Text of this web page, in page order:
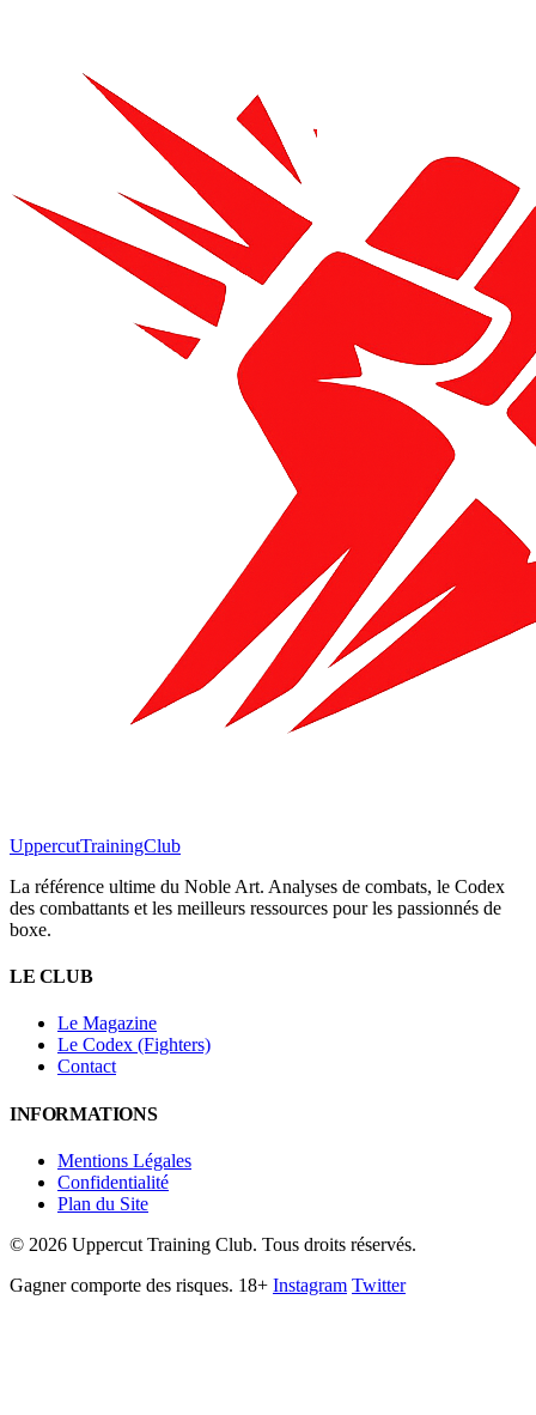
UppercutTrainingClub
La référence ultime du Noble Art. Analyses de combats, le Codex
des combattants et les meilleurs ressources pour les passionnés de
boxe.
LE CLUB
Le Magazine
Le Codex (Fighters)
Contact
INFORMATIONS
Mentions Légales
Confidentialité
Plan du Site
© 2026 Uppercut Training Club. Tous droits réservés.
Gagner comporte des risques. 18+ Instagram Twitter